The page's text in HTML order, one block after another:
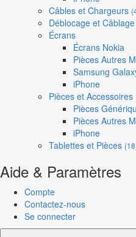
Câbles et Chargeurs
Déblocage et
Écrans
Écrans Nokia
Pièces Autres
Samsung
iPhone
Pièces et Accessoires
Pièces
Pièces Autres
iPhone
Tablettes et Pièces
Aide & Paramètres
Compte
Contactez-nous
Se connecter